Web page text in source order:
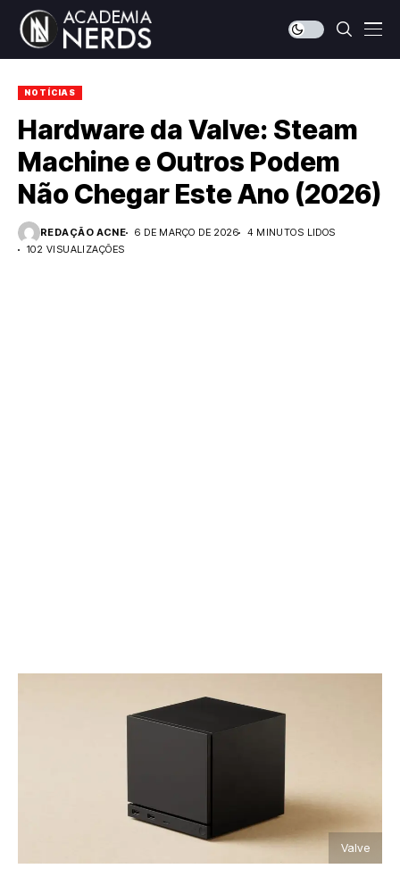
NOTÍCIAS
Hardware da Valve: Steam
Machine e Outros Podem
Não Chegar Este Ano (2026)
REDAÇÃO ACNE 6 DE MARÇO DE 2026
4 MINUTOS LIDOS
102 VISUALIZAÇÕES
Valve